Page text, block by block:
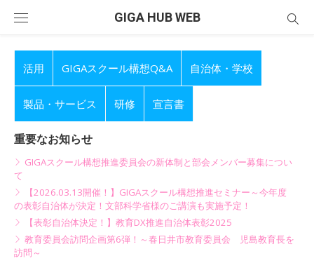
GIGA HUB WEB
活用 GIGAスクール構想Q&A 自治体・学校
製品・サービス 研修 宣言書
重要なお知らせ
GIGAスクール構想推進委員会の新体制と部会メンバー募集につい
て
【2026.03.13開催！】GIGAスクール構想推進セミナー～今年度
の表彰自治体が決定！文部科学省様のご講演も実施予定！
【表彰自治体決定！】教育DX推進自治体表彰2025
教育委員会訪問企画第6弾！～春日井市教育委員会 児島教育長を
訪問～